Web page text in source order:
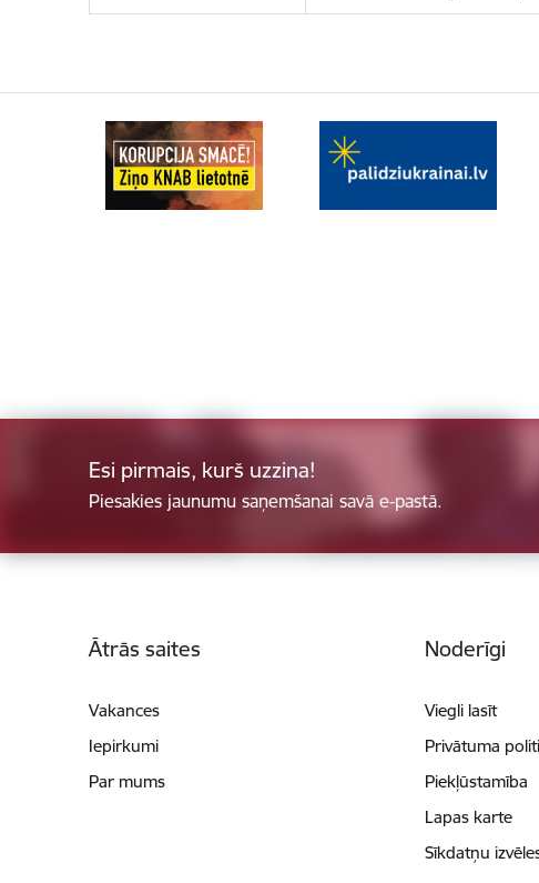
Esi pirmais, kurš uzzina!
Piesakies jaunumu saņemšanai savā e-pastā.
Ātrās saites
Vakances
Iepirkumi
Par mums
Noderīgi
Viegli lasīt
Privātuma
Piekļūstamība
Lapas karte
Sīkdatņu